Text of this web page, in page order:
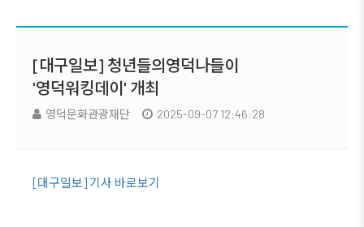
[대구일보] 청년들의영덕나들이
'영덕워킹데이' 개최
영덕문화관광재단 2025-09-07 12:46:28
[대구일보] 기사 바로보기